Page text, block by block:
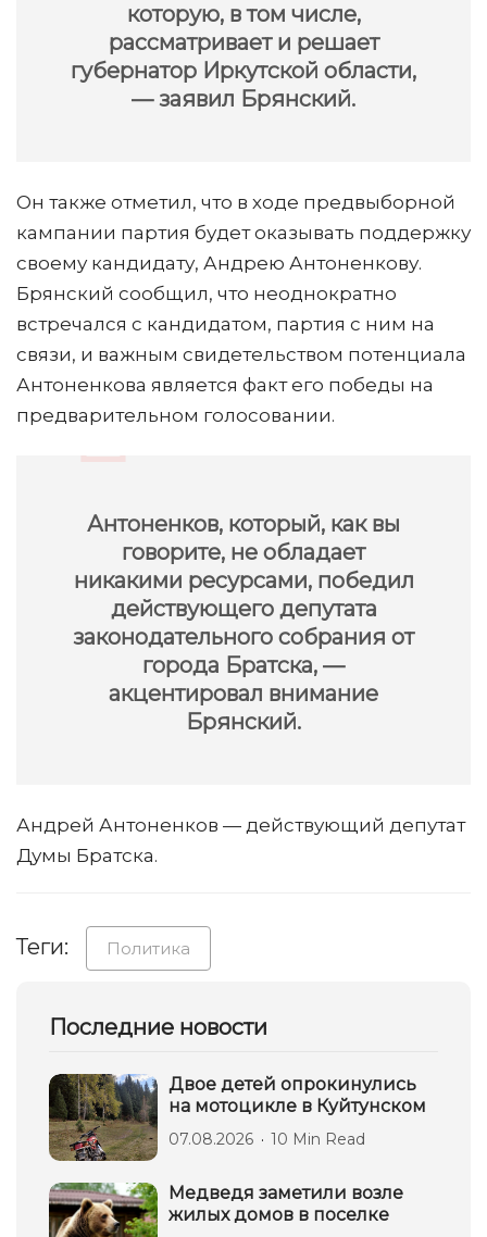
которую, в том числе,
рассматривает и решает
губернатор Иркутской области,
— заявил Брянский.
Он также отметил, что в ходе предвыборной
кампании партия будет оказывать поддержку
своему кандидату, Андрею Антоненкову.
Брянский сообщил, что неоднократно
встречался с кандидатом, партия с ним на
связи, и важным свидетельством потенциала
Антоненкова является факт его победы на
предварительном голосовании.
Антоненков, который, как вы
говорите, не обладает
никакими ресурсами, победил
действующего депутата
законодательного собрания от
города Братска, —
акцентировал внимание
Брянский.
Андрей Антоненков — действующий депутат
Думы Братска.
Теги: Политика
Последние новости
Двое детей опрокинулись
на мотоцикле в Куйтунском
07.08.2026 10 Min Read
Медведя заметили возле
жилых домов в поселке